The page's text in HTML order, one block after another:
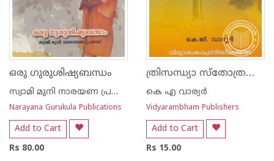
ഒരു ഗുരുശിഷ്യബന്ധം
സ്വാമി മുനി നാരയണ പ്രസാദ്
Narayana Gurukula Publications
Add to Cart
Rs 80.00
ത്രിസന്ധ്യാ സ്തോത്രങ്ങള്‍
കെ എ വാര്യര്‍
Vidyarambham Publishers
Add to Cart
Rs 15.00